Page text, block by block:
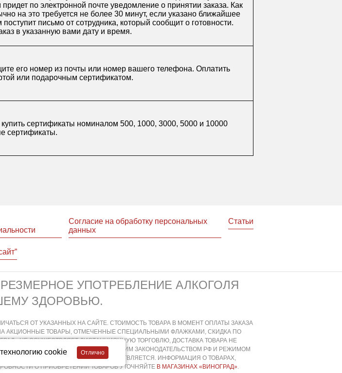
технологию cookie
по электронной почте уведомление о принятии заказа. Как
на это требуется не более 30 минут, если указано ближайшее
письмо от сотрудника, который сообщит о готовности.
в указанную вами дату и время.
его номер из почты или номер вашего телефона. Оплатить
или подарочным сертификатом.
сертификаты номиналом 500, 1000, 3000, 5000 и 10000
сертификаты.
Согласие на обработку персональных
данных
Статьи
УПОТРЕБЛЕНИЕ АЛКОГОЛЯ
ЗДОРОВЬЮ.
ОТ УКАЗАННЫХ НА САЙТЕ. СТОИМОСТЬ ТОВАРА В МОМЕНТ ОПЛАТЫ ЗАКАЗА
АКЦИОННЫЕ ТОВАРЫ, ОТМЕЧЕННЫЕ СПЕЦИАЛЬНЫМИ ФЛАЖКАМИ, СКИДКА ПО
НЕ ОСУЩЕСТВЛЯЕТ ДИСТАНЦИОННУЮ ТОРГОВЛЮ, ДОСТАВКА ТОВАРА НЕ
В СООТВЕТСТВИИ С ДЕЙСТВУЮЩИМ ЗАКОНОДАТЕЛЬСТВОМ РФ И РЕЖИМОМ
ПРОДУКЦИИ НЕ ОСУЩЕСТВЛЯЕТСЯ. ИНФОРМАЦИЯ О ТОВАРАХ,
О ПРИОБРЕТЕНИИ ТОВАРОВ УТОЧНЯЙТЕ В МАГАЗИНАХ «ВИНОГРАД».